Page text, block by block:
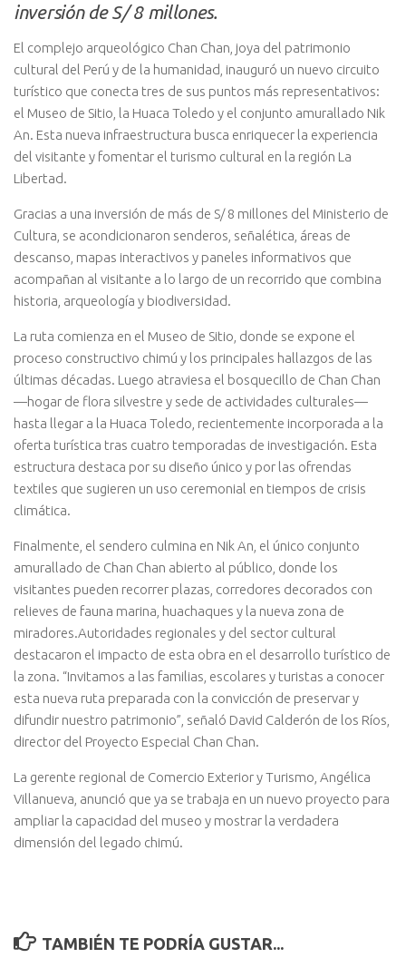
inversión de S/ 8 millones.
El complejo arqueológico Chan Chan, joya del patrimonio
cultural del Perú y de la humanidad, inauguró un nuevo circuito
turístico que conecta tres de sus puntos más representativos:
el Museo de Sitio, la Huaca Toledo y el conjunto amurallado Nik
An. Esta nueva infraestructura busca enriquecer la experiencia
del visitante y fomentar el turismo cultural en la región La
Libertad.
Gracias a una inversión de más de S/ 8 millones del Ministerio de
Cultura, se acondicionaron senderos, señalética, áreas de
descanso, mapas interactivos y paneles informativos que
acompañan al visitante a lo largo de un recorrido que combina
historia, arqueología y biodiversidad.
La ruta comienza en el Museo de Sitio, donde se expone el
proceso constructivo chimú y los principales hallazgos de las
últimas décadas. Luego atraviesa el bosquecillo de Chan Chan
—hogar de flora silvestre y sede de actividades culturales—
hasta llegar a la Huaca Toledo, recientemente incorporada a la
oferta turística tras cuatro temporadas de investigación. Esta
estructura destaca por su diseño único y por las ofrendas
textiles que sugieren un uso ceremonial en tiempos de crisis
climática.
Finalmente, el sendero culmina en Nik An, el único conjunto
amurallado de Chan Chan abierto al público, donde los
visitantes pueden recorrer plazas, corredores decorados con
relieves de fauna marina, huachaques y la nueva zona de
miradores.Autoridades regionales y del sector cultural
destacaron el impacto de esta obra en el desarrollo turístico de
la zona. “Invitamos a las familias, escolares y turistas a conocer
esta nueva ruta preparada con la convicción de preservar y
difundir nuestro patrimonio”, señaló David Calderón de los Ríos,
director del Proyecto Especial Chan Chan.
La gerente regional de Comercio Exterior y Turismo, Angélica
Villanueva, anunció que ya se trabaja en un nuevo proyecto para
ampliar la capacidad del museo y mostrar la verdadera
dimensión del legado chimú.
TAMBIÉN TE PODRÍA GUSTAR...